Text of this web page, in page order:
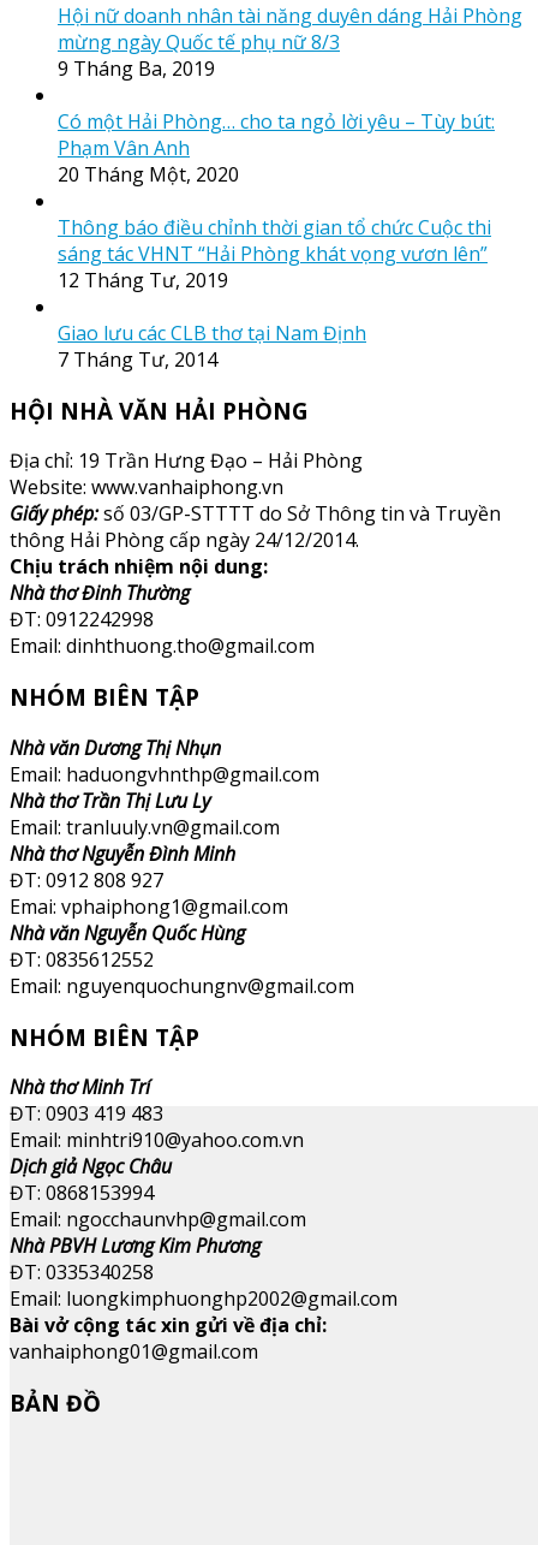
Hội nữ doanh nhân tài năng duyên dáng Hải Phòng
mừng ngày Quốc tế phụ nữ 8/3
9 Tháng Ba, 2019
Có một Hải Phòng… cho ta ngỏ lời yêu – Tùy bút:
Phạm Vân Anh
20 Tháng Một, 2020
Thông báo điều chỉnh thời gian tổ chức Cuộc thi
sáng tác VHNT “Hải Phòng khát vọng vươn lên”
12 Tháng Tư, 2019
Giao lưu các CLB thơ tại Nam Định
7 Tháng Tư, 2014
HỘI NHÀ VĂN HẢI PHÒNG
Địa chỉ: 19 Trần Hưng Đạo – Hải Phòng
Website: www.vanhaiphong.vn
Giấy phép:số 03/GP-STTTT do Sở Thông tin và Truyền
thông Hải Phòng cấp ngày 24/12/2014.
Chịu trách nhiệm nội dung:
Nhà thơ Đinh Thường
ĐT: 0912242998
Email: dinhthuong.tho@gmail.com
NHÓM BIÊN TẬP
Nhà văn Dương Thị Nhụn
Email: haduongvhnthp@gmail.com
Nhà thơ Trần Thị Lưu Ly
Email: tranluuly.vn@gmail.com
Nhà thơ Nguyễn Đình Minh
ĐT: 0912 808 927
Emai: vphaiphong1@gmail.com
Nhà văn Nguyễn Quốc Hùng
ĐT: 0835612552
Email: nguyenquochungnv@gmail.com
NHÓM BIÊN TẬP
Nhà thơ Minh Trí
ĐT: 0903 419 483
Email: minhtri910@yahoo.com.vn
Dịch giả Ngọc Châu
ĐT: 0868153994
Email: ngocchaunvhp@gmail.com
Nhà PBVH Lương Kim Phương
ĐT: 0335340258
Email: luongkimphuonghp2002@gmail.com
Bài vở cộng tác xin gửi về địa chỉ:
vanhaiphong01@gmail.com
BẢN ĐỒ